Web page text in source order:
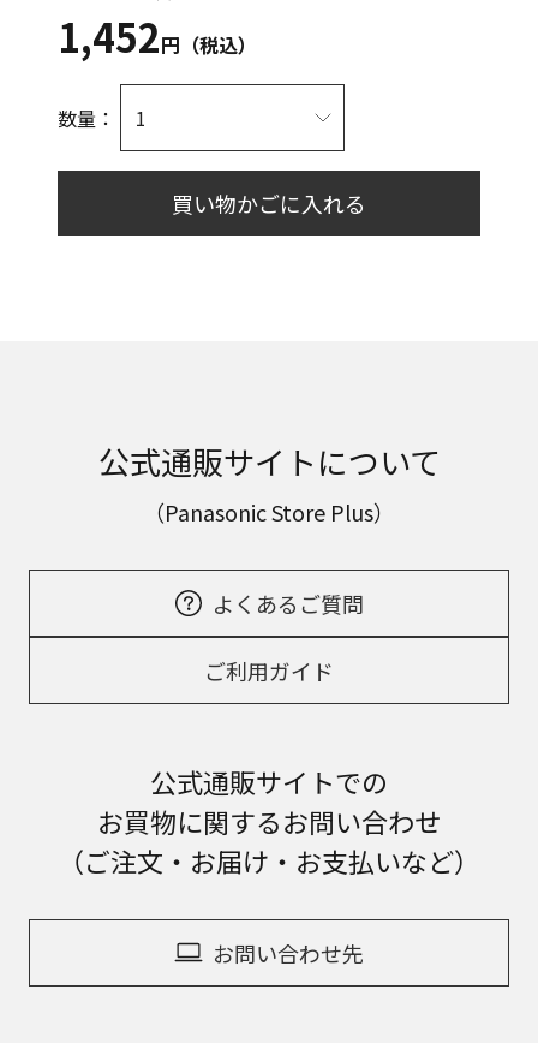
1,452円（税込）
数量：
買い物かごに入れる
公式通販サイトについて
（Panasonic Store Plus）
よくあるご質問
ご利用ガイド
公式通販サイトでの
お買物に関するお問い合わせ
（ご注文・お届け・お支払いなど）
お問い合わせ先